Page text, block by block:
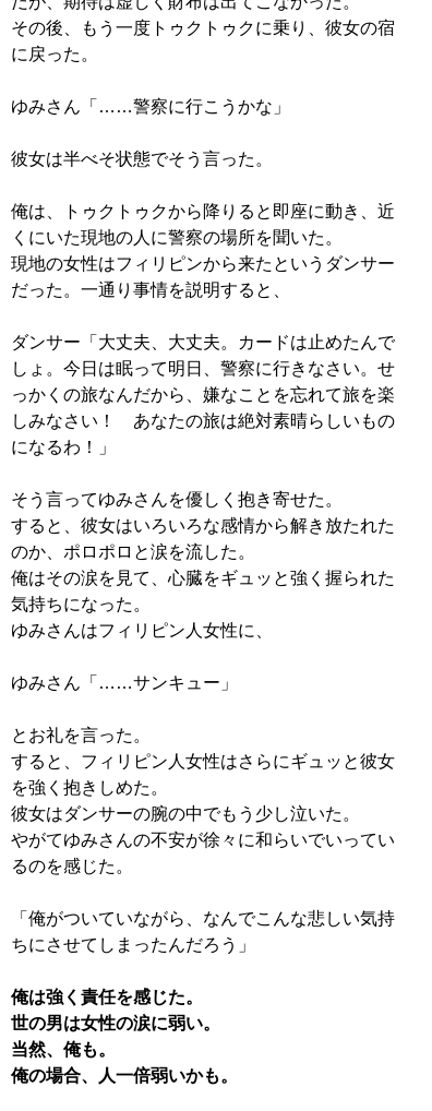
その後、もう一度トゥクトゥクに乗り、彼女の宿
に戻った。
ゆみさん「……警察に行こうかな」
彼女は半べそ状態でそう言った。
俺は、トゥクトゥクから降りると即座に動き、近
くにいた現地の人に警察の場所を聞いた。
現地の女性はフィリピンから来たというダンサー
だった。一通り事情を説明すると、
ダンサー「大丈夫、大丈夫。カードは止めたんで
しょ。今日は眠って明日、警察に行きなさい。せ
っかくの旅なんだから、嫌なことを忘れて旅を楽
しみなさい！ あなたの旅は絶対素晴らしいもの
になるわ！」
そう言ってゆみさんを優しく抱き寄せた。
すると、彼女はいろいろな感情から解き放たれた
のか、ポロポロと涙を流した。
俺はその涙を見て、心臓をギュッと強く握られた
気持ちになった。
ゆみさんはフィリピン人女性に、
ゆみさん「……サンキュー」
とお礼を言った。
すると、フィリピン人女性はさらにギュッと彼女
を強く抱きしめた。
彼女はダンサーの腕の中でもう少し泣いた。
やがてゆみさんの不安が徐々に和らいでいってい
るのを感じた。
「俺がついていながら、なんでこんな悲しい気持
ちにさせてしまったんだろう」
俺は強く責任を感じた。
世の男は女性の涙に弱い。
当然、俺も。
俺の場合、人一倍弱いかも。